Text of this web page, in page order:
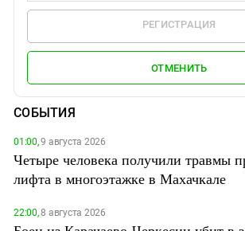
РЕГИСТРАЦИЯ
ОТМЕНИТЬ
СОБЫТИЯ
01:00,9 августа 2026
Четыре человека получили травмы
лифта в многоэтажке в Махачкале
22:00,8 августа 2026